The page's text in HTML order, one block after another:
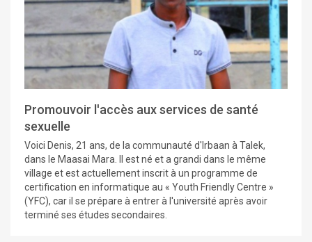
Promouvoir l'accès aux services de santé
sexuelle
Voici Denis, 21 ans, de la communauté d'Irbaan à Talek,
dans le Maasai Mara. Il est né et a grandi dans le même
village et est actuellement inscrit à un programme de
certification en informatique au « Youth Friendly Centre »
(YFC), car il se prépare à entrer à l'université après avoir
terminé ses études secondaires.